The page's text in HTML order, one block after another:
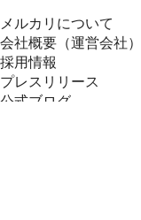
メルカリについて
会社概要（運営会社）
採用情報
プレスリリース
公式ブログ